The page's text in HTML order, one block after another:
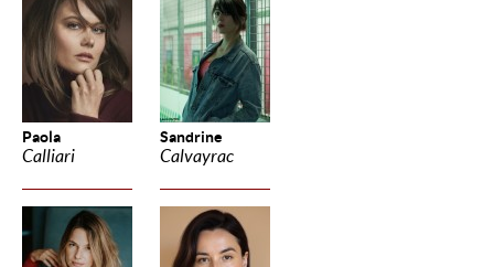
Paola
Calliari
Sandrine
Calvayrac